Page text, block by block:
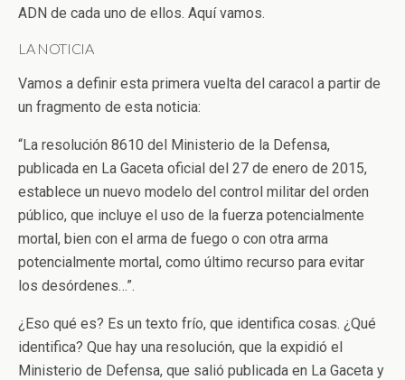
ADN de cada uno de ellos. Aquí vamos.
LA NOTICIA
Vamos a definir esta primera vuelta del caracol a partir de
un fragmento de esta noticia:
“La resolución 8610 del Ministerio de la Defensa,
publicada en La Gaceta oficial del 27 de enero de 2015,
establece un nuevo modelo del control militar del orden
público, que incluye el uso de la fuerza potencialmente
mortal, bien con el arma de fuego o con otra arma
potencialmente mortal, como último recurso para evitar
los desórdenes…”.
¿Eso qué es? Es un texto frío, que identifica cosas. ¿Qué
identifica? Que hay una resolución, que la expidió el
Ministerio de Defensa, que salió publicada en La Gaceta y